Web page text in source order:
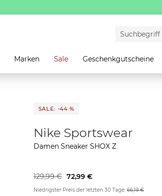
Marken Sale Geschenkgutscheine
SALE: -44 %
Nike Sportswear
Damen Sneaker SHOX Z
72,99 €
129,99 €
Niedrigster Preis der letzten 30 Tage:66,19 €